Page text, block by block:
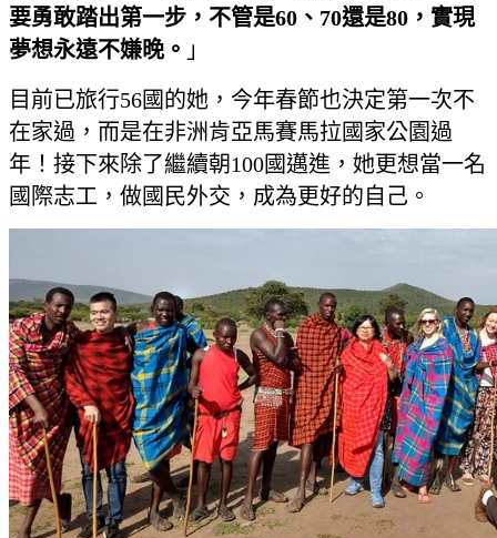
要勇敢踏出第一步，不管是60 、70還是80，實現
夢想永遠不嫌晚。 」
目前已旅行56國的她，今年春節也決定第一次不
在家過，而是在非洲肯亞馬賽馬拉國家公園過
年！接下來除了繼續朝100國邁進，她更想當一名
國際志工，做國民外交，成為更好的自己。